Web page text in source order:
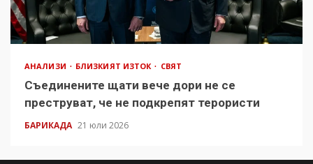
АНАЛИЗИ БЛИЗКИЯТ ИЗТОК СВЯТ
Съединените щати вече дори не се
преструват, че не подкрепят терористи
БАРИКАДА 21 юли 2026